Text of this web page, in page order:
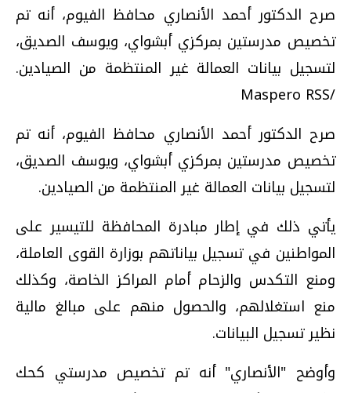
صرح الدكتور أحمد الأنصاري محافظ الفيوم، أنه تم
تخصيص مدرستين بمركزي أبشواي، ويوسف الصديق،
لتسجيل بيانات العمالة غير المنتظمة من الصيادين.
/Maspero RSS
صرح الدكتور أحمد الأنصاري محافظ الفيوم، أنه تم
تخصيص مدرستين بمركزي أبشواي، ويوسف الصديق،
لتسجيل بيانات العمالة غير المنتظمة من الصيادين.
يأتي ذلك في إطار مبادرة المحافظة للتيسير على
المواطنين في تسجيل بياناتهم بوزارة القوى العاملة،
ومنع التكدس والزحام أمام المراكز الخاصة، وكذلك
منع استغلالهم، والحصول منهم على مبالغ مالية
نظير تسجيل البيانات.
وأوضح "الأنصاري" أنه تم تخصيص مدرستي كحك